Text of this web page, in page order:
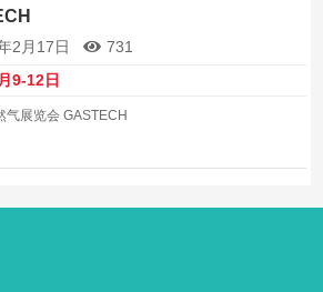
2月17日
731
9-12日
展览会 GASTECH